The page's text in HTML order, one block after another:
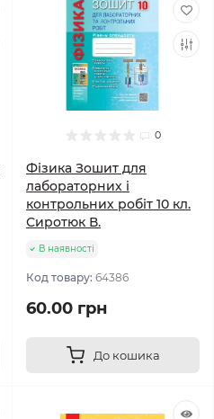
0
Фізика Зошит для
лабораторних і
контрольних робіт 10 кл.
Сиротюк В.
В наявності
Код товару: 64386
60.00 грн
До кошика